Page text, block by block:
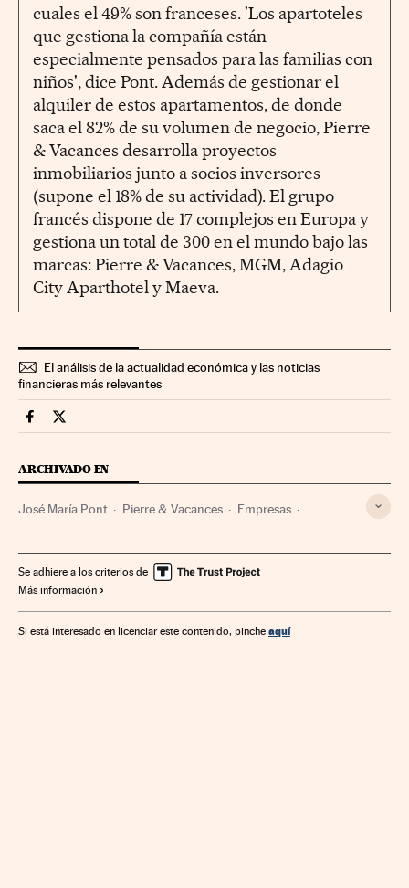
cuales el 49% son franceses. 'Los apartoteles
que gestiona la compañía están
especialmente pensados para las familias con
niños', dice Pont. Además de gestionar el
alquiler de estos apartamentos, de donde
saca el 82% de su volumen de negocio, Pierre
& Vacances desarrolla proyectos
inmobiliarios junto a socios inversores
(supone el 18% de su actividad). El grupo
francés dispone de 17 complejos en Europa y
gestiona un total de 300 en el mundo bajo las
marcas: Pierre & Vacances, MGM, Adagio
City Aparthotel y Maeva.
El análisis de la actualidad económica y las noticias
financieras más relevantes
Companias Cinco Días en Facebook
Companias Cinco Días en Twitter
ARCHIVADO EN
José María Pont Pierre & Vacances Empresas
Se adhiere a los criterios de
Más información
Si está interesado en licenciar este contenido, pinche aquí